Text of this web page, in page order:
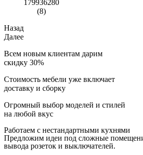
Назад
Далее
Всем новым клиентам дарим
скидку 30%
Стоимость мебели уже включает
доставку и сборку
Огромный выбор моделей и стилей
на любой вкус
Работаем с нестандартными кухнями
Предложим идеи под сложные
вывода розеток и выключателей.